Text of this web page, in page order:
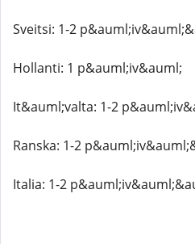
Sveitsi: 1-2
Hollanti: 1 p&auml;iv&auml;
It&auml;valta: 1-2
Ranska: 1-2
Italia: 1-2